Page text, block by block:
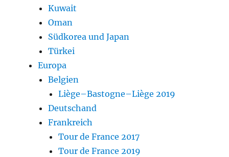
Kuwait
Oman
Südkorea und Japan
Türkei
Europa
Belgien
Liège–Bastogne–Liège 2019
Deutschand
Frankreich
Tour de France 2017
Tour de France 2019